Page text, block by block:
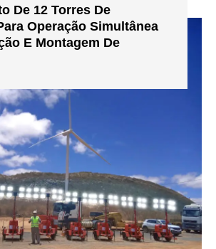
De 12 Torres De
Operação Simultânea
E Montagem De